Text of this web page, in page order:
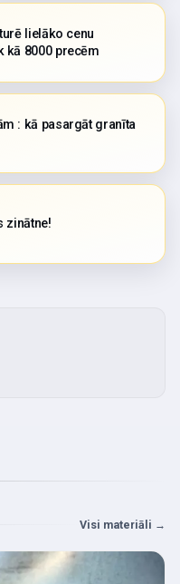
lielāko cenu
kā 8000 precēm
: kā pasargāt granīta
zinātne!
Visi materiāli →